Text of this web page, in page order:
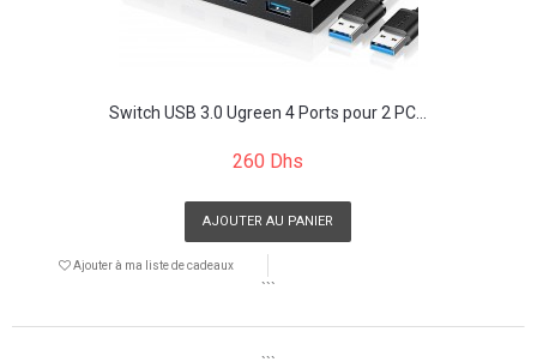
Switch USB 3.0 Ugreen 4 Ports pour 2 PC...
260 Dhs
AJOUTER AU PANIER
Ajouter à ma liste de cadeaux
```